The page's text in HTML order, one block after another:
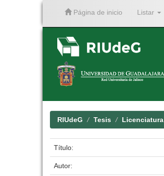
Página de inicio Listar
RIUdeG Tesis Licenciatura
Título:
Autor: